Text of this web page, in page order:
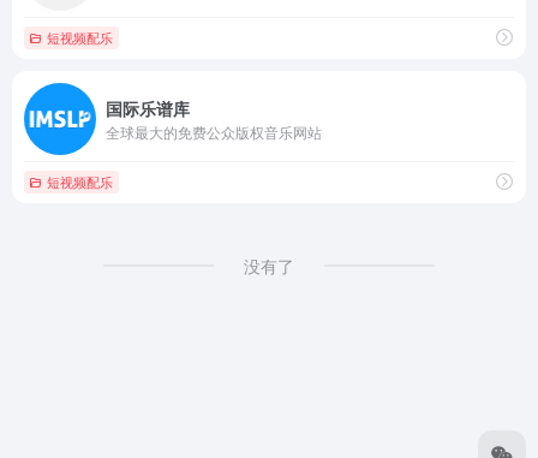
短视频配乐
国际乐谱库
全球最大的免费公众版权音乐网站
短视频配乐
没有了